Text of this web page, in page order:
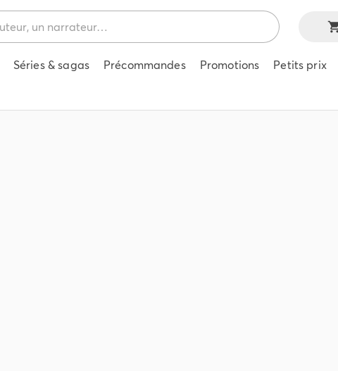
Séries & sagas Précommandes Promotions Petits prix